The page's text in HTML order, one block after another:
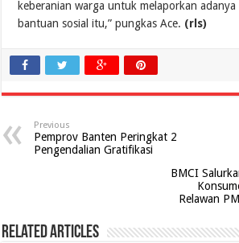
keberanian warga untuk melaporkan adanya
bantuan sosial itu,” pungkas Ace. (rls)
Previous
Pemprov Banten Peringkat 2
Pengendalian Gratifikasi
BMCI
Relawan
Related Articles